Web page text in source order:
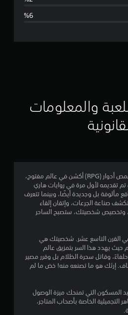
ت
ي
4
2
ن
و
م
م
ن
والمعلومات
تراث هوجورتس، هي لعبة تقمص أدوار (RPG) أكشن في عالم مفتوح،
تم تقديمه لأول مرة في روايات هاري
مألوفة بل وجديدة أيضًا، وبينما تتعرف
صناعة الجرعات، وإتقان إلقاء
وتخصيص شخصيتك، ستصبح الساحر
القرن التاسع عشر. شخصيتك هي
يهدد هذا السر بتمزيق عالم
وقاتل سحرة الظلام بل وقرر مصير
إرثك هو ما تصنعه منه! خض ما لم
المسكون التي تمنحك ميزة الوصول
التجميلية الخاصة بأصحاب المتاجر،